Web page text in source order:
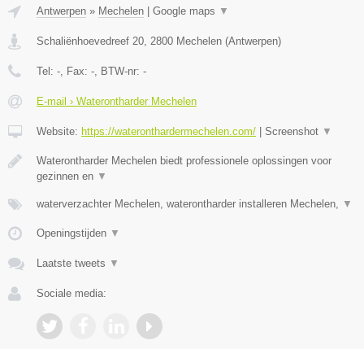
Antwerpen » Mechelen Google maps ▼
Schaliënhoevedreef 20, 2800 Mechelen (Antwerpen)
Tel: -, Fax: -, BTW-nr: -
E-mail › Waterontharder Mechelen
Website: https://wateronthardermechelen.com/ Screenshot ▼
Waterontharder Mechelen biedt professionele oplossingen voor
gezinnen en ▼
waterverzachter Mechelen, waterontharder installeren Mechelen, ▼
Openingstijden ▼
Laatste tweets ▼
Sociale media: